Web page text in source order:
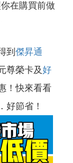
在購買前做
到 傑昇通
尊榮卡及好
！快來看看
好節省！